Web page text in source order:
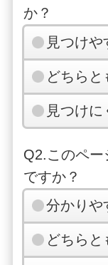
か？
見つけや
どちらと
見つけに
Q2.このペー
ですか？
分かりや
どちらと